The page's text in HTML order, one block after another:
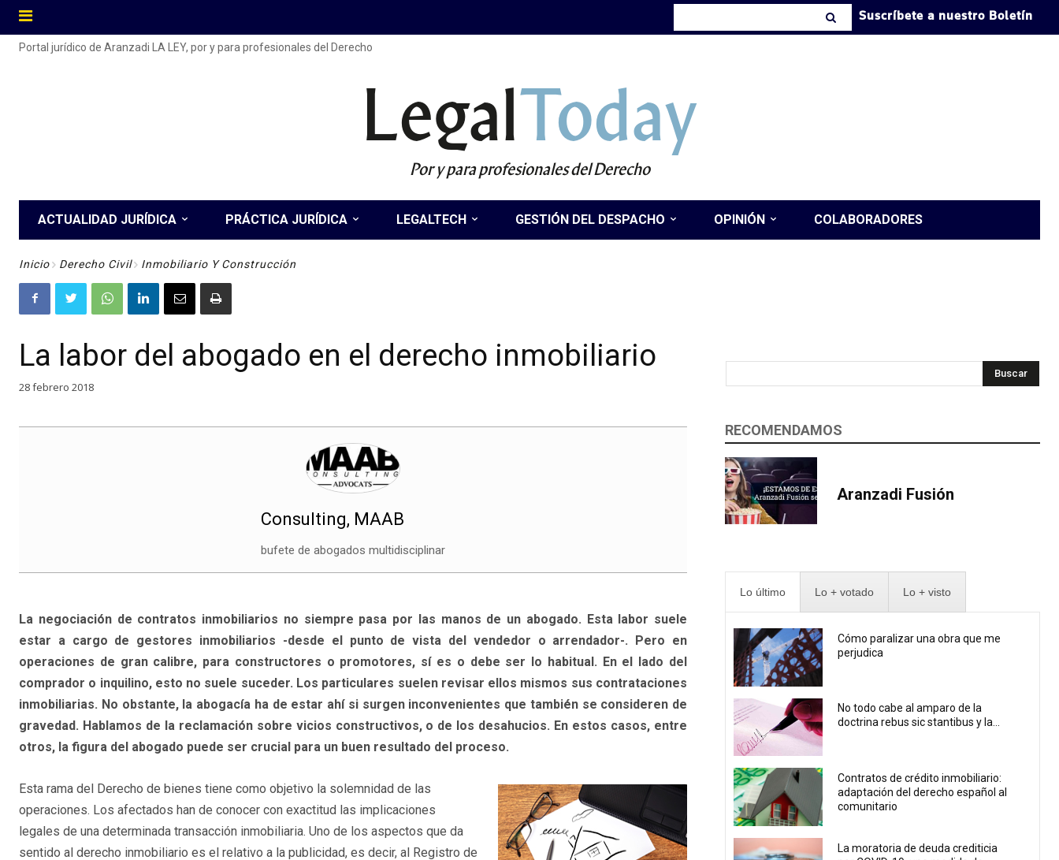
Suscríbete a nuestro Boletín
Portal jurídico de Aranzadi LA LEY, por y para profesionales del Derecho
LegalToday
Por y para profesionales del Derecho
ACTUALIDAD JURÍDICA PRÁCTICA JURÍDICA LEGALTECH GESTIÓN DEL DESPACHO OPINIÓN COLABORADORES
Inicio Derecho Civil Inmobiliario Y Construcción
La labor del abogado en el derecho inmobiliario
28 febrero 2018
Consulting, MAAB
bufete de abogados multidisciplinar
La negociación de contratos inmobiliarios no siempre pasa por las manos de un abogado. Esta labor suele
estar a cargo de gestores inmobiliarios -desde el punto de vista del vendedor o arrendador-. Pero en
operaciones de gran calibre, para constructores o promotores, sí es o debe ser lo habitual. En el lado del
comprador o inquilino, esto no suele suceder. Los particulares suelen revisar ellos mismos sus contrataciones
inmobiliarias. No obstante, la abogacía ha de estar ahí si surgen inconvenientes que también se consideren de
gravedad. Hablamos de la reclamación sobre vicios constructivos, o de los desahucios. En estos casos, entre
otros, la figura del abogado puede ser crucial para un buen resultado del proceso.
Esta rama del Derecho de bienes tiene como objetivo la solemnidad de las
operaciones. Los afectados han de conocer con exactitud las implicaciones
legales de una determinada transacción inmobiliaria. Uno de los aspectos que da
sentido al derecho inmobiliario es el relativo a la publicidad, es decir, al Registro de
Buscar
RECOMENDAMOS
Aranzadi Fusión
Lo último Lo + votado Lo + visto
Cómo paralizar una obra que me
perjudica
No todo cabe al amparo de la
doctrina rebus sic stantibus y la...
Contratos de crédito inmobiliario:
adaptación del derecho español al
comunitario
La moratoria de deuda crediticia